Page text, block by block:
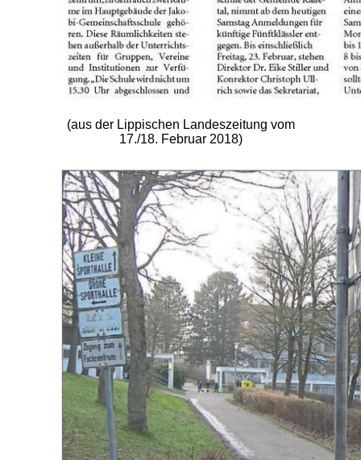
(aus der Lippischen Landeszeitung vom
17./18. Februar 2018)